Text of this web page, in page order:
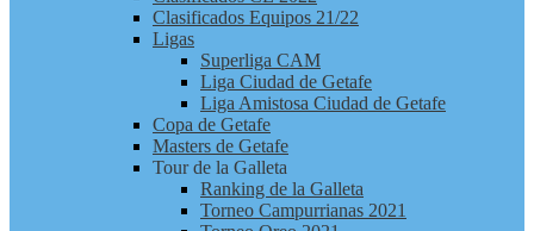
Clasificados Equipos 21/22
Ligas
Superliga CAM
Liga Ciudad de Getafe
Liga Amistosa Ciudad de Getafe
Copa de Getafe
Masters de Getafe
Tour de la Galleta
Ranking de la Galleta
Torneo Campurrianas 2021